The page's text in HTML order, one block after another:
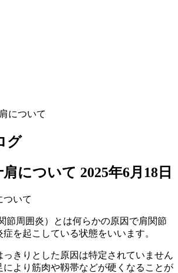
について
グ
肩について 2025年6月18日
節周囲炎）とは何らかの原因で肩関節
を起こしている状態をいいます。
っきりとした原因は特定されていません
により筋肉や靱帯などが硬くなることが